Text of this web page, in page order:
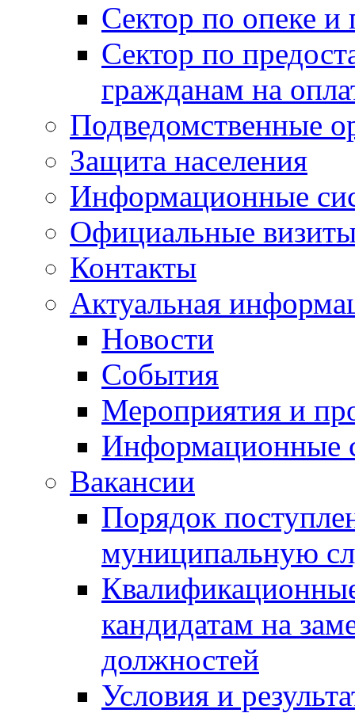
Сектор по опеке и
Сектор по
гражданам на
Подведомственные
Защита населения
Информационные
Официальные
Контакты
Актуальная
Новости
События
Мероприятия и
Информационные
Вакансии
Порядок
муниципальную
кандидатам на
должностей
Условия и